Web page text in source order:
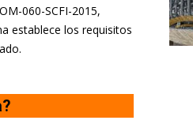
060-SCFI-2015,
establece los requisitos